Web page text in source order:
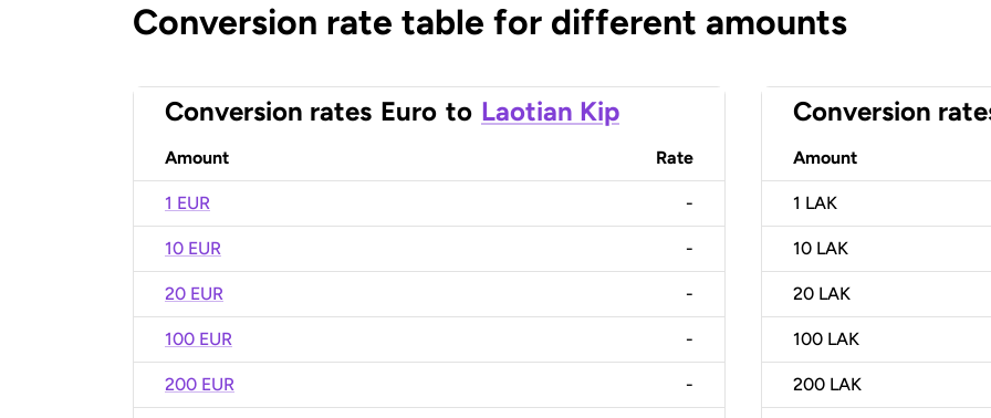
Conversion rate table for different amounts
Conversion rates Euro to Laotian Kip
Amount Rate
1 EUR -
10 EUR -
20 EUR -
100 EUR -
200 EUR -
Conversion
Amount
1 LAK
10 LAK
20 LAK
100 LAK
200 LAK